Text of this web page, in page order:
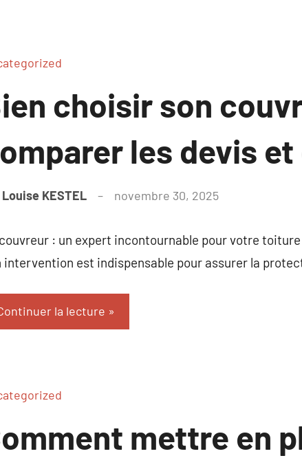
choisir son
les devis
Louise KESTEL novembre 30, 2025
: un expert incontournable pour votre toiture
intervention est indispensable pour assurer la
la lecture
mettre en